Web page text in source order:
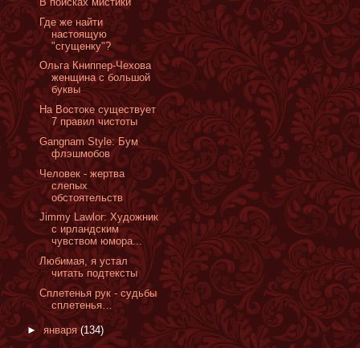
Где же найти
настоящую
"сгущенку"?
Ольга Книппер-Чехова
женщина с большой
буквы
На Востоке существует
7 правил чистоты
Gangnam Style: Бум
флэшмобов
Человек - жертва
слепых
обстоятельств
Jimmy Lawlor: Художник
с ирландским
чувством юмора...
Любимая, я устал
читать подтексты
Сплетенья рук - cудьбы
сплетенья…
► января(134)